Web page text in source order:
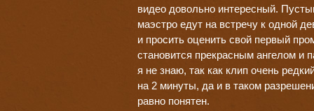
видео довольно интересный.
маэстро едут на встречу к одной
и просить оценить свой первый
становится прекрасным ангелом и
я не знаю, так как клип очень
на 2 минуты, да и в таком
равно понятен.